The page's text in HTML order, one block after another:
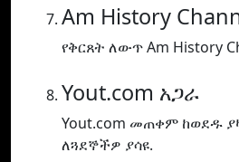
Am History
የቅርጸት ለውጥ Am History
Yout.com አጋራ
Yout.com መጠቀም ከወደዱ
ለጓደኞችዎ ያሳዩ.